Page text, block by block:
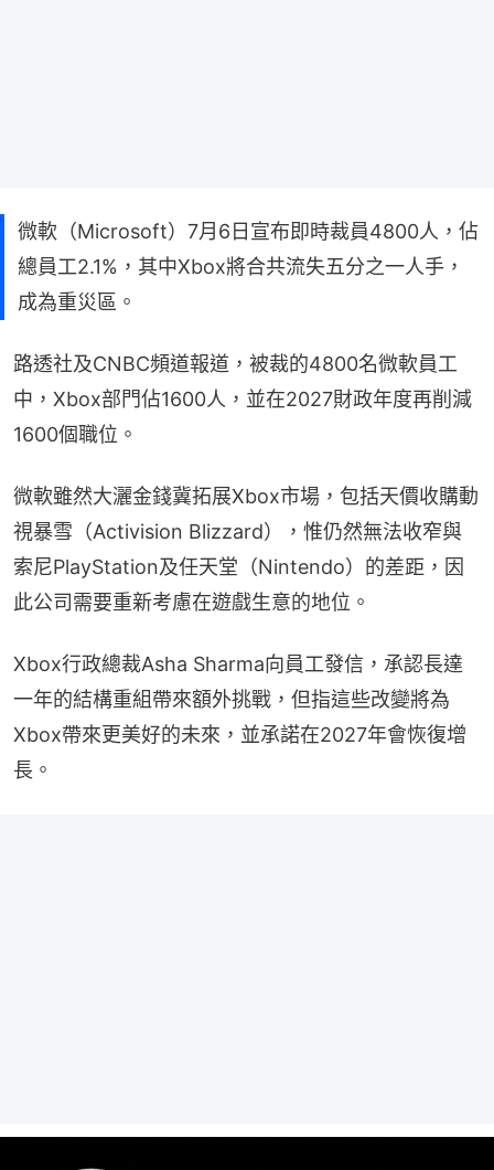
微軟（Microsoft）7月6日宣布即時裁員4800人，佔
總員工2.1%，其中Xbox將合共流失五分之一人手，
成為重災區。
路透社及CNBC頻道報道，被裁的4800名微軟員工
中，Xbox部門佔1600人，並在2027財政年度再削減
1600個職位。
微軟雖然大灑金錢冀拓展Xbox市場，包括天價收購動
視暴雪（Activision Blizzard），惟仍然無法收窄與
索尼PlayStation及任天堂（Nintendo）的差距，因
此公司需要重新考慮在遊戲生意的地位。
Xbox行政總裁Asha Sharma向員工發信，承認長達
一年的結構重組帶來額外挑戰，但指這些改變將為
Xbox帶來更美好的未來，並承諾在2027年會恢復增
長。